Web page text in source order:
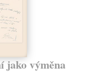
jako výměna